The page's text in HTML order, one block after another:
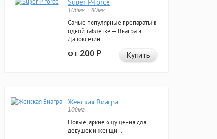
Super P-force
100мг + 60мг
Самые популярные препараты в
одной таблетке — Виагра и
Дапоксетин.
от 200Р Купить
Женская Виагра
100мг
Новые, яркие ощущения для
девушек и женщин.